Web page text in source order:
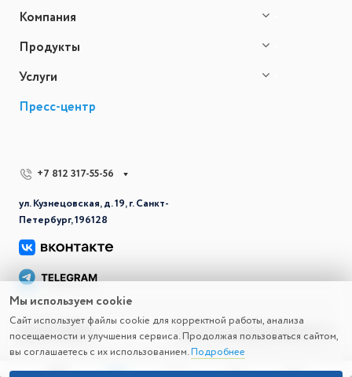
Компания
Продукты
Услуги
Пресс-центр
+7 812 317-55-56
ул. Кузнецовская, д. 19, г. Санкт-
Петербург, 196128
© 2026 СВД ВС Политика конфиденциальности
Мы используем cookie
Сайт использует файлы cookie для корректной работы, анализа
посещаемости и улучшения сервиса. Продолжая пользоваться сайтом,
вы соглашаетесь с их использованием.Подробнее